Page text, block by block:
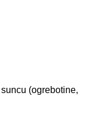
(ogrebotine,